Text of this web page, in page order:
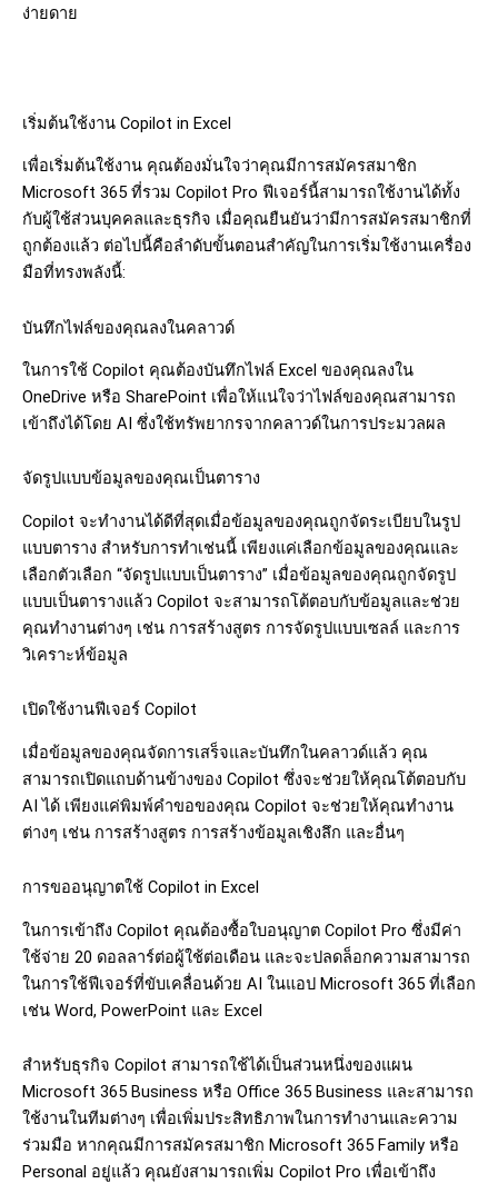
ง่ายดาย
เริ่มต้นใช้งาน Copilot in Excel
เพื่อเริ่มต้นใช้งาน คุณต้องมั่นใจว่าคุณมีการสมัครสมาชิก
Microsoft 365 ที่รวม Copilot Pro ฟีเจอร์นี้สามารถใช้งานได้ทั้ง
กับผู้ใช้ส่วนบุคคลและธุรกิจ เมื่อคุณยืนยันว่ามีการสมัครสมาชิกที่
ถูกต้องแล้ว ต่อไปนี้คือลำดับขั้นตอนสำคัญในการเริ่มใช้งานเครื่อง
มือที่ทรงพลังนี้:
บันทึกไฟล์ของคุณลงในคลาวด์
ในการใช้ Copilot คุณต้องบันทึกไฟล์ Excel ของคุณลงใน
OneDrive หรือ SharePoint เพื่อให้แน่ใจว่าไฟล์ของคุณสามารถ
เข้าถึงได้โดย AI ซึ่งใช้ทรัพยากรจากคลาวด์ในการประมวลผล
จัดรูปแบบข้อมูลของคุณเป็นตาราง
Copilot จะทำงานได้ดีที่สุดเมื่อข้อมูลของคุณถูกจัดระเบียบในรูป
แบบตาราง สำหรับการทำเช่นนี้ เพียงแค่เลือกข้อมูลของคุณและ
เลือกตัวเลือก “จัดรูปแบบเป็นตาราง” เมื่อข้อมูลของคุณถูกจัดรูป
แบบเป็นตารางแล้ว Copilot จะสามารถโต้ตอบกับข้อมูลและช่วย
คุณทำงานต่างๆ เช่น การสร้างสูตร การจัดรูปแบบเซลล์ และการ
วิเคราะห์ข้อมูล
เปิดใช้งานฟีเจอร์ Copilot
เมื่อข้อมูลของคุณจัดการเสร็จและบันทึกในคลาวด์แล้ว คุณ
สามารถเปิดแถบด้านข้างของ Copilot ซึ่งจะช่วยให้คุณโต้ตอบกับ
AI ได้ เพียงแค่พิมพ์คำขอของคุณ Copilot จะช่วยให้คุณทำงาน
ต่างๆ เช่น การสร้างสูตร การสร้างข้อมูลเชิงลึก และอื่นๆ
การขออนุญาตใช้ Copilot in Excel
ในการเข้าถึง Copilot คุณต้องซื้อใบอนุญาต Copilot Pro ซึ่งมีค่า
ใช้จ่าย 20 ดอลลาร์ต่อผู้ใช้ต่อเดือน และจะปลดล็อกความสามารถ
ในการใช้ฟีเจอร์ที่ขับเคลื่อนด้วย AI ในแอป Microsoft 365 ที่เลือก
เช่น Word, PowerPoint และ Excel
สำหรับธุรกิจ Copilot สามารถใช้ได้เป็นส่วนหนึ่งของแผน
Microsoft 365 Business หรือ Office 365 Business และสามารถ
ใช้งานในทีมต่างๆ เพื่อเพิ่มประสิทธิภาพในการทำงานและความ
ร่วมมือ หากคุณมีการสมัครสมาชิก Microsoft 365 Family หรือ
Personal อยู่แล้ว คุณยังสามารถเพิ่ม Copilot Pro เพื่อเข้าถึง